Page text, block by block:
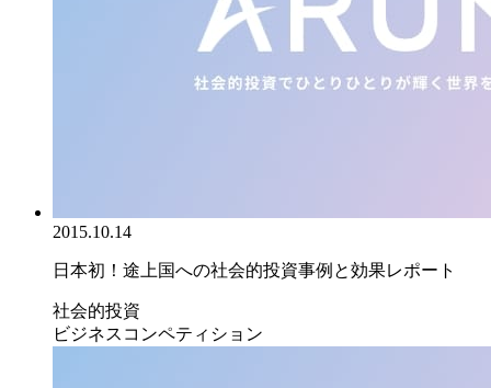
2015.10.14
日本初！途上国への社会的投資事例と効果レポート
社会的投資
ビジネスコンペティション